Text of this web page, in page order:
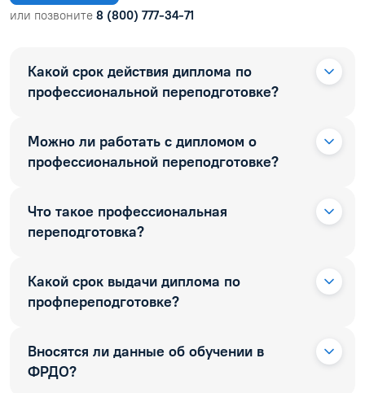
или позвоните 8 (800) 777-34-71
Какой срок действия диплома по
профессиональной переподготовке?
Можно ли работать с дипломом о
профессиональной переподготовке?
Что такое профессиональная
переподготовка?
Какой срок выдачи диплома по
профпереподготовке?
Вносятся ли данные об обучении в
ФРДО?